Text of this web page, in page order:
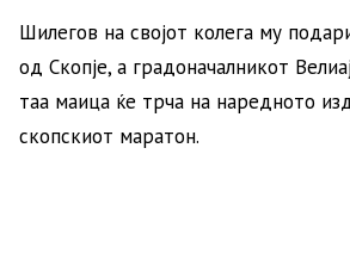
Шилегов на својот колега му
од Скопје, а градоначалникот
таа маица ќе трча на наредното
скопскиот маратон.